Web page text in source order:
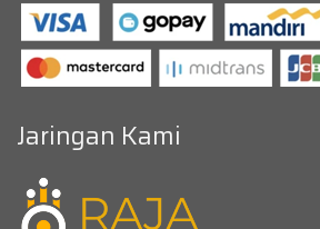
Jaringan Kami